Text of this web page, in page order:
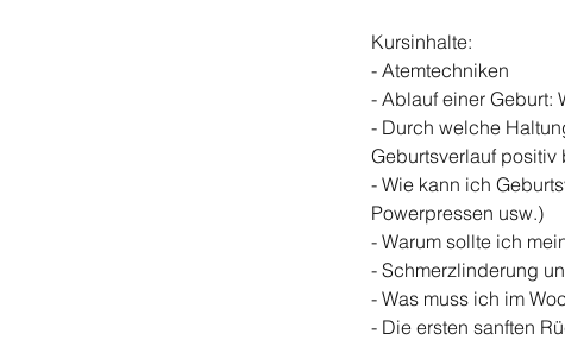
Kursinhalte:
- Atemtechniken
- Ablauf einer Geburt:
- Durch welche
Geburtsverlauf positiv
- Wie kann ich
Powerpressen usw.)
- Warum sollte ich
- Schmerzlinderung
- Was muss ich im
- Die ersten sanften